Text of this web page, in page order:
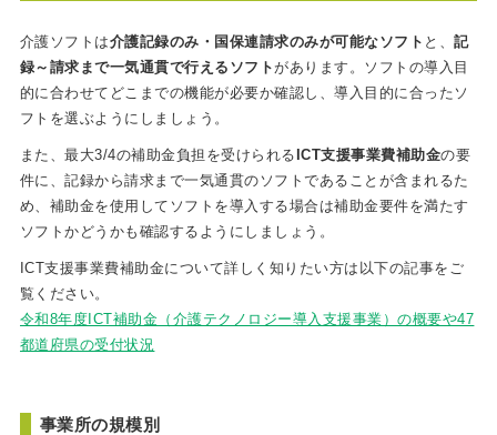
介護ソフトは介護記録のみ・国保連請求のみが可能なソフト と、記
録～請求まで一気通貫で行えるソフトがあります。ソフトの導入目
的に合わせてどこまでの機能が必要か確認し、導入目的に合ったソ
フトを選ぶようにしましょう。
また、最大3/4の補助金負担を受けられる ICT支援事業費補助金の要
件に、記録から請求まで一気通貫のソフトであることが含まれるた
め、補助金を使用してソフトを導入する場合は補助金要件を満たす
ソフトかどうかも確認するようにしましょう。
ICT支援事業費補助金について詳しく知りたい方は以下の記事をご
覧ください。
令和8年度ICT補助金（介護テクノロジー導入支援事業）の概要や47
都道府県の受付状況
事業所の規模別